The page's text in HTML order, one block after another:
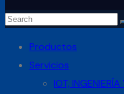
Productos
Servicios
IOT,